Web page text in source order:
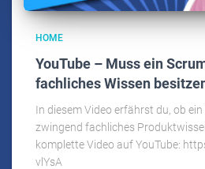
HOME
YouTube – Muss ein
fachliches Wissen
In diesem Video erfährst du, ob
zwingend fachliches
komplette Video auf YouTube:
vlYsA